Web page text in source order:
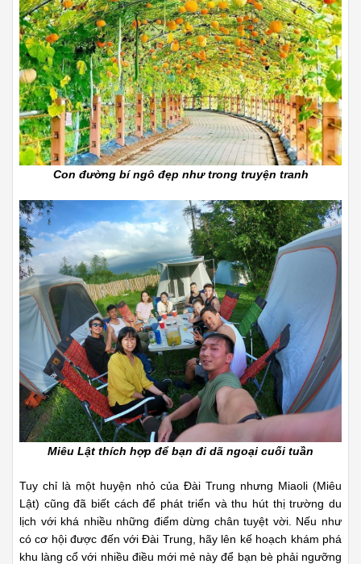
Con đường bí ngô đẹp như trong truyện tranh
Miêu Lật thích hợp để bạn đi dã ngoại cuối tuần
Tuy chỉ là một huyện nhỏ của Đài Trung nhưng Miaoli (Miêu
Lật) cũng đã biết cách để phát triển và thu hút thị trường du
lịch với khá nhiều những điểm dừng chân tuyệt vời. Nếu như
có cơ hội được đến với Đài Trung, hãy lên kế hoạch khám phá
khu làng cổ với nhiều điều mới mẻ này để bạn bè phải ngưỡng